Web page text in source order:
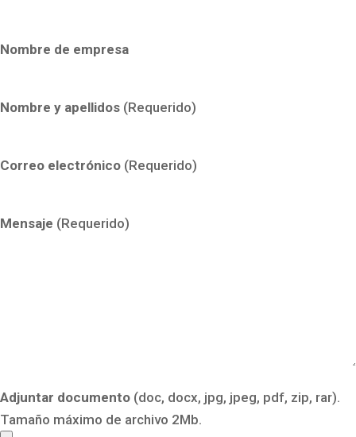
Nombre de empresa
Nombre y apellidos (Requerido)
Correo electrónico (Requerido)
Mensaje (Requerido)
Adjuntar documento (doc, docx, jpg, jpeg, pdf, zip, rar).
Tamaño máximo de archivo 2Mb.